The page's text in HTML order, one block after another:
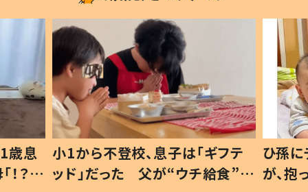
フテ
食”を
ひ孫にデレデレな80歳じいじ
が、抱っこすると…ひ孫の反応に